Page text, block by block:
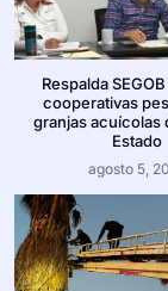
Respalda
cooperativas
granjas acuícolas
Estado
agosto 5,